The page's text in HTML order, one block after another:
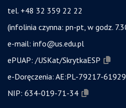
tel. +48 32 359 22 22
(infolinia czynna: pn-pt, w godz.
e-mail: info@us.edu.pl
ePUAP: /USKat/SkrytkaESP
e-Doręczenia: AE:PL-79217-
NIP: 634-019-71-34